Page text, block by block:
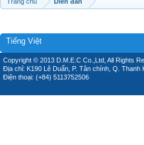
Tiếng Việt
Copyright © 2013 D.M.E.C Co.,Ltd, All Rights
Địa chỉ: K190 Lê Duẩn, P. Tân chính, Q. Thanh
Điện thoại: (+84) 5113752506